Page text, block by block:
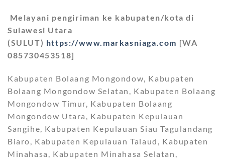
Melayani pengiriman ke kabupaten/kota di
Sulawesi Utara
(SULUT) https://www.markasniaga.com [WA
085730453518]
Kabupaten Bolaang Mongondow, Kabupaten
Bolaang Mongondow Selatan, Kabupaten Bolaang
Mongondow Timur, Kabupaten Bolaang
Mongondow Utara, Kabupaten Kepulauan
Sangihe, Kabupaten Kepulauan Siau Tagulandang
Biaro, Kabupaten Kepulauan Talaud, Kabupaten
Minahasa, Kabupaten Minahasa Selatan,